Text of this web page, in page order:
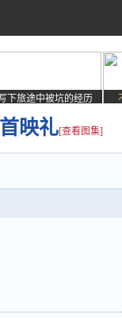
下旅途中被坑的经历
映礼[查看图集]